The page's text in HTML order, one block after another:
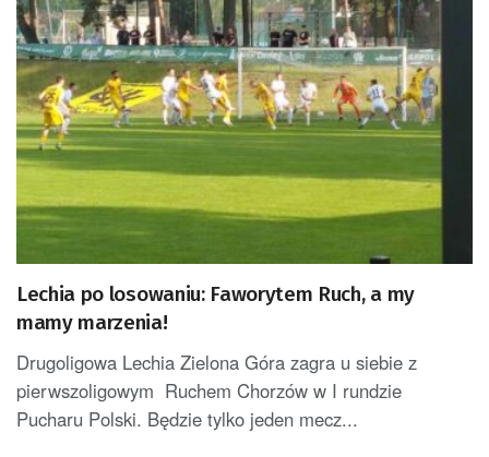
Lechia po losowaniu: Faworytem Ruch, a my
mamy marzenia!
Drugoligowa Lechia Zielona Góra zagra u siebie z
pierwszoligowym Ruchem Chorzów w I rundzie
Pucharu Polski. Będzie tylko jeden mecz...